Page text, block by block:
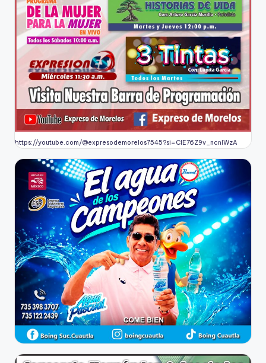
https://youtube.com/@expresodemorelos7545?si=CIE76Z9v_ncnlWzA